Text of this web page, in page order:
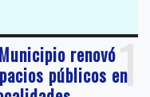
1
renovó
públicos en